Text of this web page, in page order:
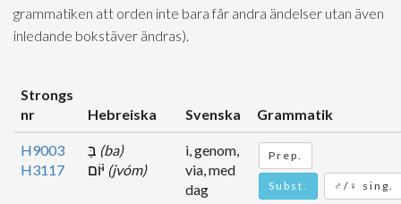
grammatiken att orden inte bara får andra ändelser utan även
inledande bokstäver ändras).
Strongs
nr
Hebreiska Svenska Grammatik
H9003
H3117
(ba)
(jvóm)
i, genom,
via, med
dag
Prep.
Subst. ♂/♀ sing.